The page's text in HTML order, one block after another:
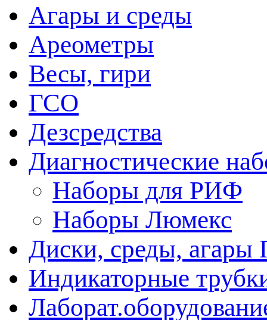
Агары и среды
Ареометры
Весы, гири
ГСО
Дезсредства
Диагностические
Наборы для РИФ
Наборы Люмекс
Диски, среды, агары
Индикаторные